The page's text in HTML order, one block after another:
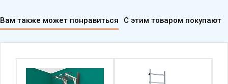
Вам также может понравиться С этим товаром покупают